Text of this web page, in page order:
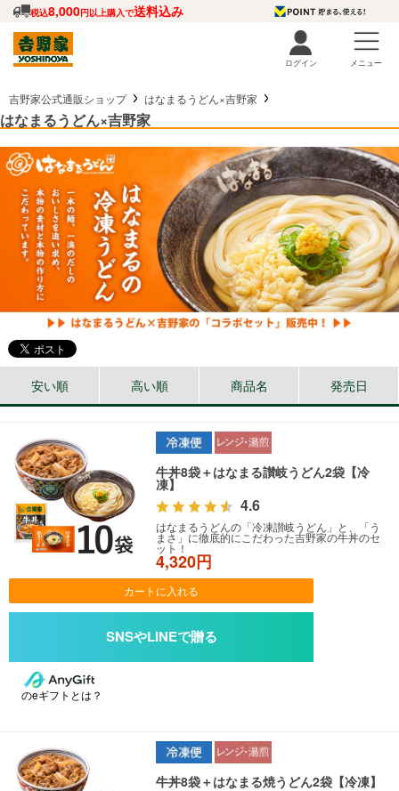
税込8,000円以上購入で送料込み
ログイン メニュー
吉野家公式通販ショップ はなまるうどん×吉野家
はなまるうどん×吉野家
安い順 高い順 商品名 発売日
牛丼8袋＋はなまる讃岐うどん2袋【冷
凍】
4.6
はなまるうどんの「冷凍讃岐うどん」と、「う
まさ」に徹底的にこだわった吉野家の牛丼のセ
ット！
4,320円
カートに入れる
のeギフトとは？
牛丼8袋＋はなまる焼うどん2袋【冷凍】